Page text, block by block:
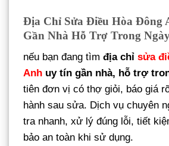
Địa Chỉ Sửa Điều Hòa Đông
Gần Nhà Hỗ Trợ Trong
nếu bạn đang tìm địa chỉ sửa
Anh uy tín gần nhà, hỗ trợ
tiên đơn vị có thợ giỏi, báo giá
hành sau sửa. Dịch vụ chuyên
tra nhanh, xử lý đúng lỗi, tiết
bảo an toàn khi sử dụng.